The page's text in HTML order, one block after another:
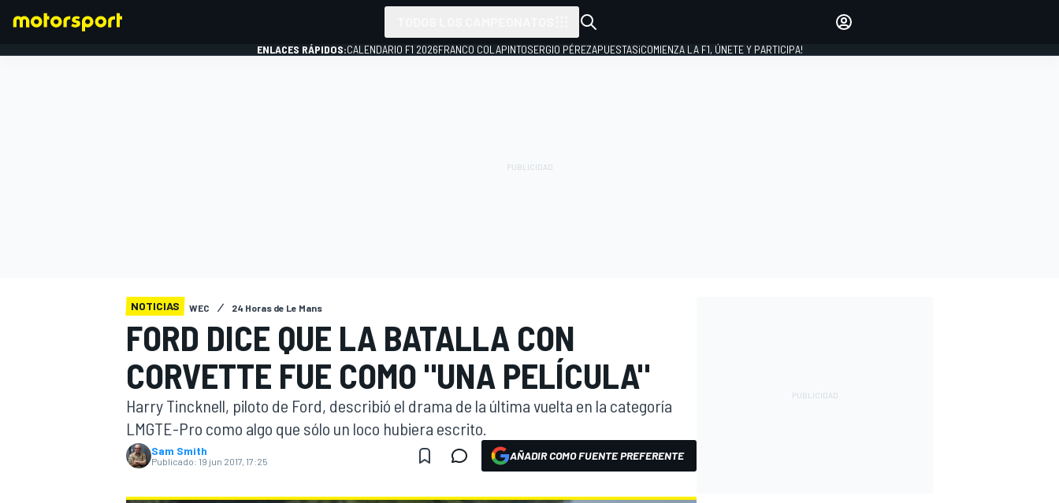
INDYCAR
INICIAR SESIÓN
ENLACES RÁPIDOS:CALENDARIO F1 2026FRANCO COLAPINTOSERGIO PÉREZAPUESTAS¡COMIENZA LA F1, ÚNETE Y PARTICIPA!
NOTICIAS WEC 24 Horas de Le Mans
FORD DICE QUE LA BATALLA CON
CORVETTE FUE COMO "UNA PELÍCULA"
Harry Tincknell, piloto de Ford, describió el drama de la última vuelta en la categoría
LMGTE-Pro como algo que sólo un loco hubiera escrito.
Sam Smith
Publicado: 19 jun 2017, 17:25 AÑADIR COMO FUENTE PREFERENTE